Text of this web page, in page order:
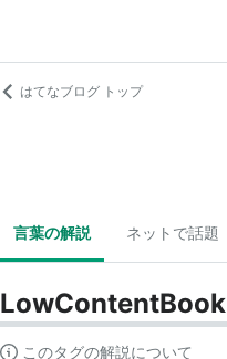
はてなブログ トップ
言葉の解説 ネットで話題
LowContentBook
このタグの解説について